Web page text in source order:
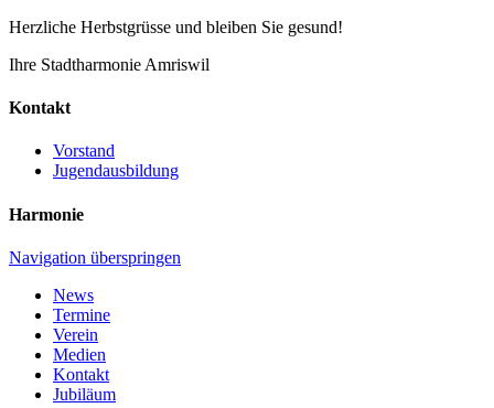
Herzliche Herbstgrüsse und bleiben Sie gesund!
Ihre Stadtharmonie Amriswil
Kontakt
Vorstand
Jugendausbildung
Harmonie
Navigation überspringen
News
Termine
Verein
Medien
Kontakt
Jubiläum